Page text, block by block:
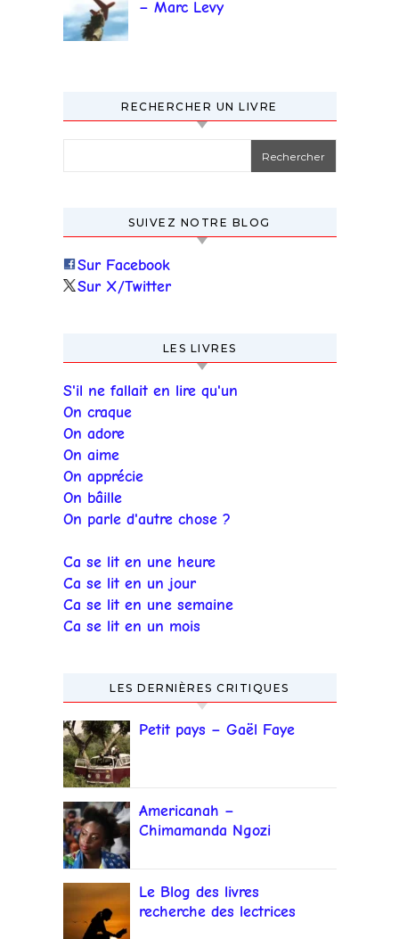
– Marc Levy
RECHERCHER UN LIVRE
SUIVEZ NOTRE BLOG
Sur Facebook
Sur X/Twitter
LES LIVRES
S'il ne fallait en lire qu'un
On craque
On adore
On aime
On apprécie
On bâille
On parle d'autre chose ?
Ca se lit en une heure
Ca se lit en un jour
Ca se lit en une semaine
Ca se lit en un mois
LES DERNIÈRES CRITIQUES
Petit pays – Gaël Faye
Americanah –
Chimamanda Ngozi
Le Blog des livres
recherche des lectrices